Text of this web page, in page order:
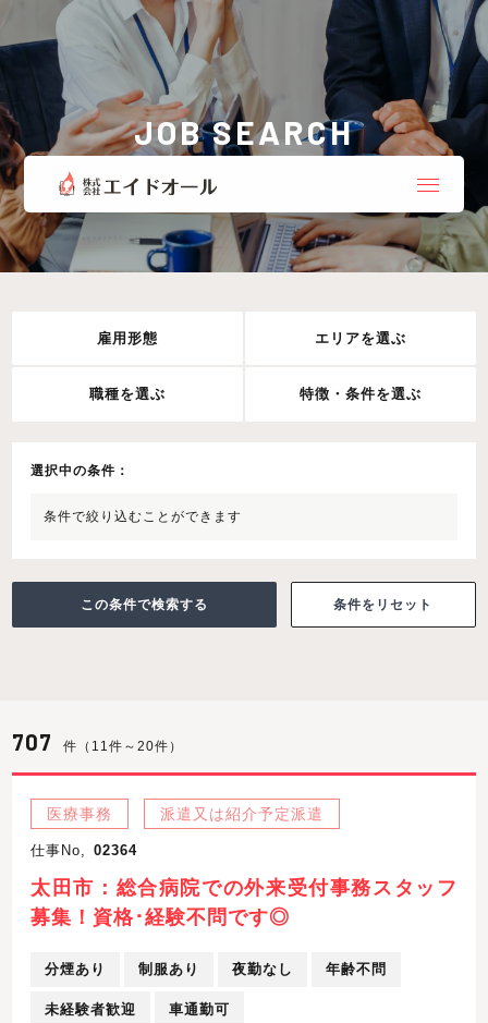
JOB SEARCH
雇用形態 エリアを選ぶ
職種を選ぶ 特徴・条件を選ぶ
選択中の条件：
条件で絞り込むことができます
条件をリセット
707 件（11件～20件）
医療事務 派遣又は紹介予定派遣
仕事No, 02364
太田市：総合病院での外来受付事務スタッフ
募集！資格･経験不問です◎
分煙あり 制服あり 夜勤なし 年齢不問
未経験者歓迎 車通勤可